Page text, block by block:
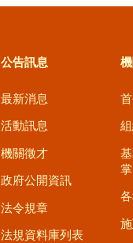
公告訊息
最新消息
活動訊息
機關徵才
政府公開資訊
法令規章
法規資料庫列表
掌